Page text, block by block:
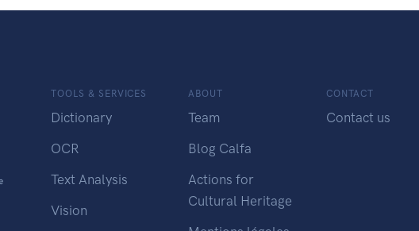
TOOLS & SERVICES
Dictionary
OCR
Text Analysis
Vision
ABOUT
Team
Blog Calfa
Actions for
Cultural Heritage
CONTACT
Contact us